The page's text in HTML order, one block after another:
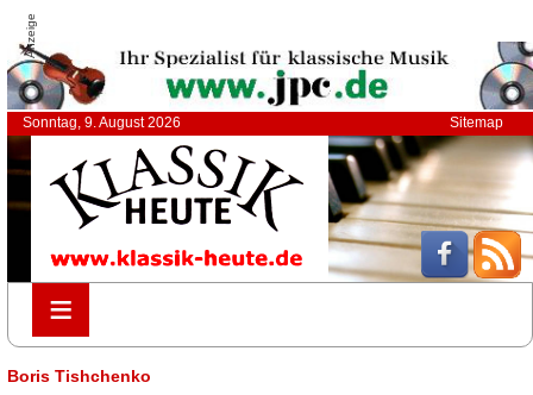
Anzeige
Sonntag, 9. August 2026 Sitemap
≡
≡
Boris Tishchenko